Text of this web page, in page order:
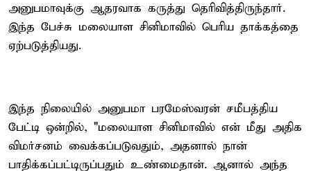
அனுபமாவுக்கு ஆதரவாக கருத்து தெரிவித்திருந்தார்.
இந்த பேச்சு மலையாள சினிமாவில் பெரிய தாக்கத்தை
ஏற்படுத்தியது.
இந்த நிலையில் அனுபமா பரமேஸ்வரன் சமீபத்திய
பேட்டி ஒன்றில், "மலையாள சினிமாவில் என் மீது அதிக
விமர்சனம் வைக்கப்படுவதும், அதனால் நான்
பாதிக்கப்பட்டிருப்பதும் உண்மைதான். ஆனால் அந்த